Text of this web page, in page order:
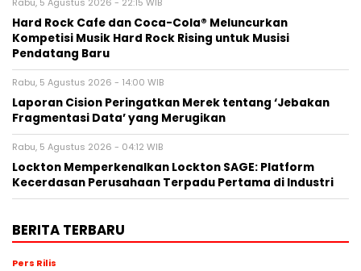
Rabu, 5 Agustus 2026 - 22:15 WIB
Hard Rock Cafe dan Coca-Cola® Meluncurkan
Kompetisi Musik Hard Rock Rising untuk Musisi
Pendatang Baru
Rabu, 5 Agustus 2026 - 14:00 WIB
Laporan Cision Peringatkan Merek tentang ‘Jebakan
Fragmentasi Data’ yang Merugikan
Rabu, 5 Agustus 2026 - 04:12 WIB
Lockton Memperkenalkan Lockton SAGE: Platform
Kecerdasan Perusahaan Terpadu Pertama di Industri
BERITA TERBARU
Pers Rilis